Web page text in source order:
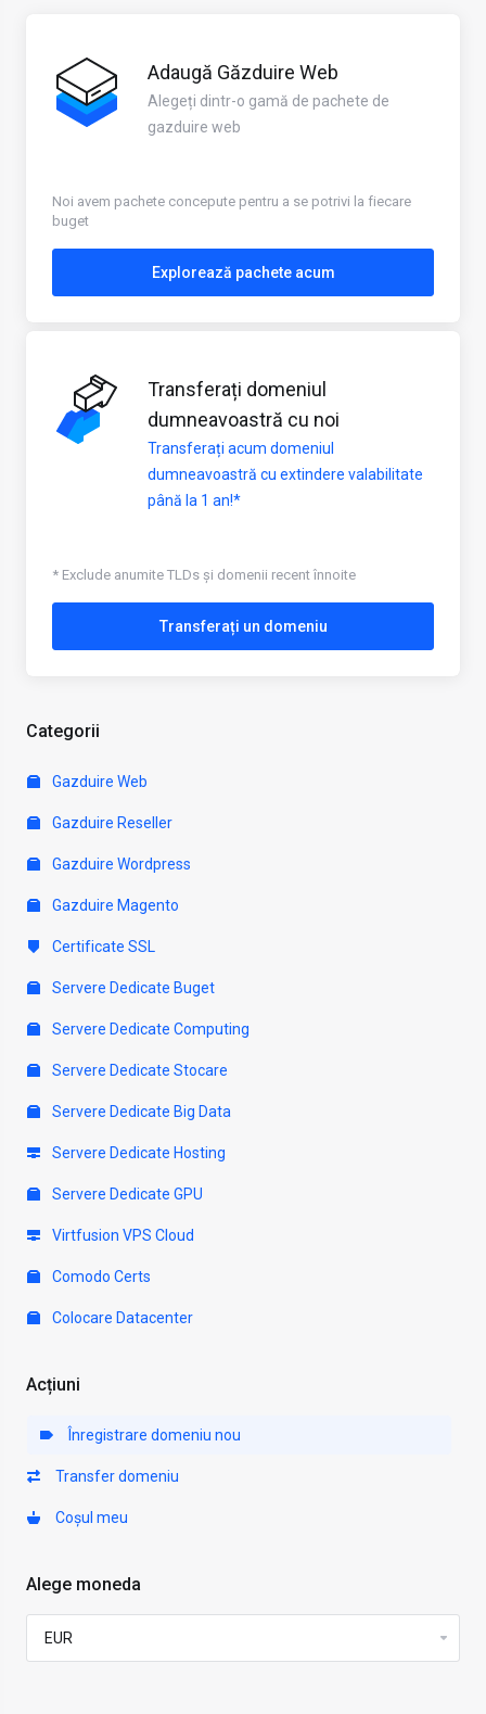
Categorii
Gazduire Web
Gazduire Reseller
Gazduire Wordpress
Gazduire Magento
Certificate SSL
Servere Dedicate Buget
Servere Dedicate Computing
Servere Dedicate Stocare
Servere Dedicate Big Data
Servere Dedicate Hosting
Servere Dedicate GPU
Virtfusion VPS Cloud
Comodo Certs
Colocare Datacenter
Acțiuni
Înregistrare domeniu nou
Transfer domeniu
Coșul meu
Alege moneda
Adaugă Găzduire Web
Alegeți dintr-o gamă de pachete de
gazduire web
Noi avem pachete concepute pentru a se potrivi la fiecare
buget
Explorează pachete acum
Transferați domeniul
dumneavoastră cu noi
Transferați acum domeniul
dumneavoastră cu extindere valabilitate
până la 1 an!*
* Exclude anumite TLDs și domenii recent înnoite
Transferați un domeniu